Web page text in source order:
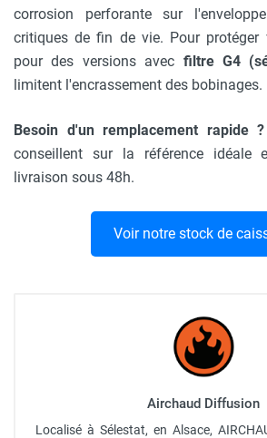
corrosion perforante sur
critiques de fin de vie. Pour protéger
pour des versions avec filtre G4
limitent l'encrassement des bobinages.
Besoin d'un remplacement rapide ?
conseillent sur la référence idéale
livraison sous 48h.
Voir notre stock de
Airchaud Diffusion
Localisé à Sélestat, en Alsace,